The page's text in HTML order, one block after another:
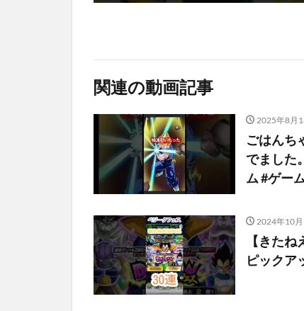
関連の動画記事
2025年8月
ごはんち
でました
ム #ゲー
2024年10月
【きた
ピックア